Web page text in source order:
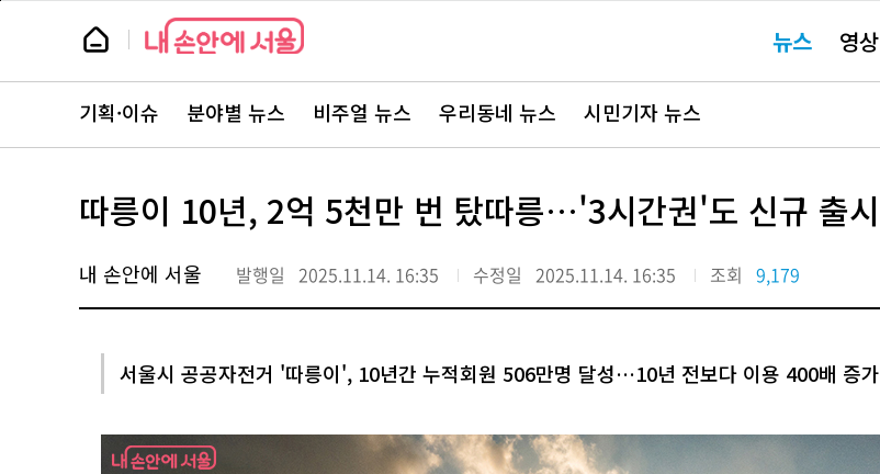
본
뉴
스 요뉴스 영상
뉴
스
주
서
바
로
기획·이슈 분야별 뉴스 비주얼 뉴스 우리동네 뉴스 시민기자 뉴스
따릉이 10년, 2억 5천만 번 탔따릉…'3시간권'도 신규 출시
내 손안에 서울 발행일 2025.11.14. 16:35 수정일 2025.11.14. 16:35 조회 9,179
서울시 공공자전거 '따릉이', 10년간 누적회원 506만명 달성…10년 전보다 이용 400배 증가
페